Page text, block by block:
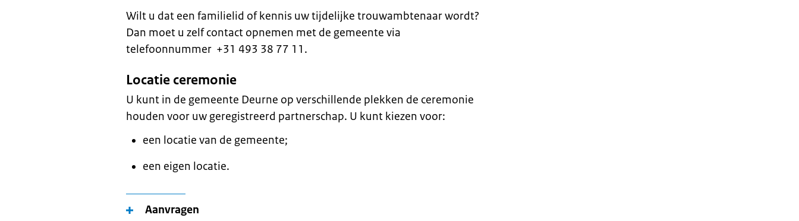
Wilt u dat een familielid of kennis uw tijdelijke trouwambtenaar wordt?
Dan moet u zelf contact opnemen met de gemeente via
telefoonnummer +31 493 38 77 11.
Locatie ceremonie
U kunt in de gemeente Deurne op verschillende plekken de ceremonie
houden voor uw geregistreerd partnerschap. U kunt kiezen voor:
een locatie van de gemeente;
een eigen locatie.
Aanvragen